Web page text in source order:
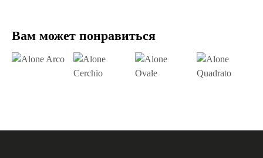
Вам может понравиться